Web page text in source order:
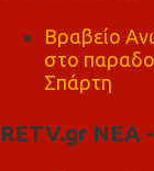
Βραβείο
στο
Σπάρτη
RETV.gr ΝΕΑ